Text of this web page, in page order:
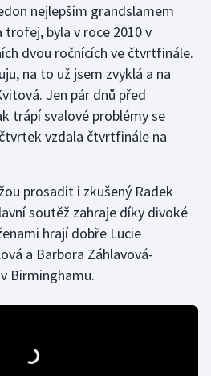
nejlepším grandslamem
trofej, byla v roce 2010 v
dvou ročnících ve čtvrtfinále.
na to už jsem zvyklá a na
Jen pár dnů před
trápí svalové problémy se
vzdala čtvrtfinále na
prosadit i zkušený Radek
soutěž zahraje díky divoké
hrají dobře Lucie
a Barbora Záhlavová-
Birminghamu.